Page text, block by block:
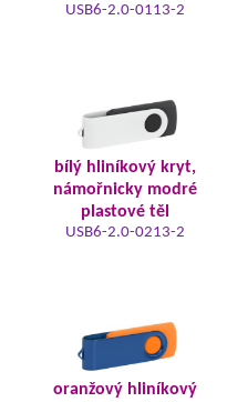
USB6-2.0-0113-2
bílý hliníkový kryt,
námořnicky modré
plastové těl
USB6-2.0-0213-2
oranžový hliníkový